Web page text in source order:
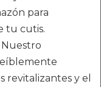
para
tu cutis.
Nuestro
revitalizantes y el